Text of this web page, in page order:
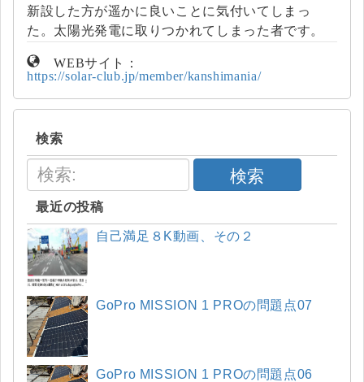
新設した方が遥かに良いことに気付いてしまっ
た。太陽光発電に取りつかれてしまった者です。
WEBサイト：
https://solar-club.jp/member/kanshimania/
検索
検索
最近の投稿
自己満足８K動画、その２
GoPro MISSION 1 PROの問題点07
GoPro MISSION 1 PROの問題点06